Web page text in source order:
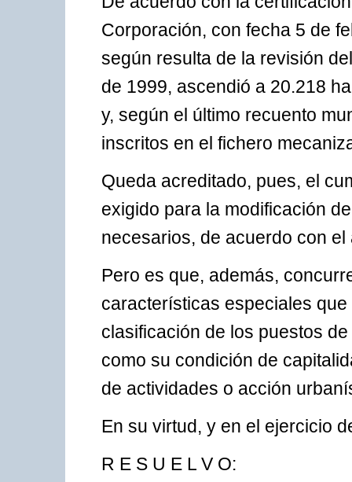
Corporación, con fecha 5 de
según resulta de la revisión
de 1999, ascendió a 20.218
y, según el último recuento
inscritos en el fichero
Queda acreditado, pues, el
exigido para la modificación
necesarios, de acuerdo con
Pero es que, además,
características especiales
clasificación de los puestos
como su condición de
de actividades o acción
En su virtud, y en el ejercicio
R E S U E L V O: